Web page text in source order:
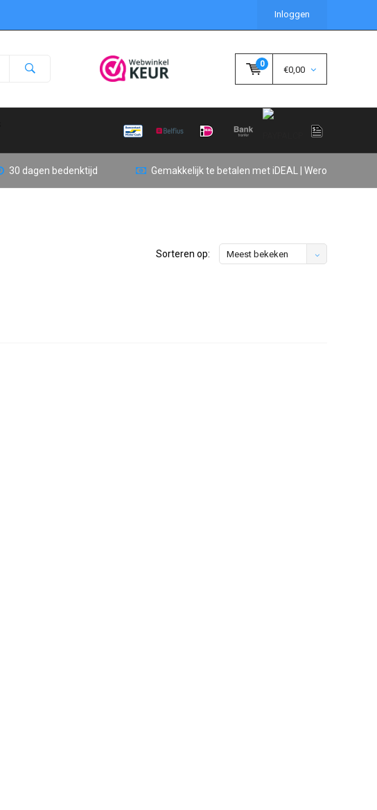
Inloggen
0
€0,00
30 dagen bedenktijd Gemakkelijk te betalen met iDEAL | Wero
Sorteren op: Meest bekeken